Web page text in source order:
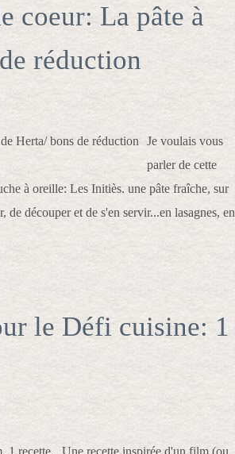
coeur: La pâte à
réduction
Je voulais vous
parler de cette
à oreille: Les Initiès. une pâte fraîche, sur
découper et de s'en servir...en lasagnes, en
le Défi cuisine: 1
Une recette inspirée d'un film (ou